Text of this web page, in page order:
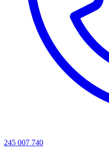
245 007 740